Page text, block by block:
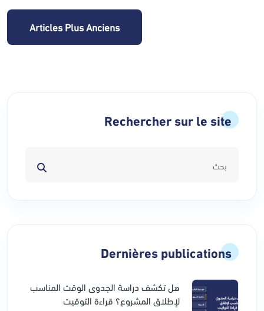
Articles Plus Anciens
Rechercher sur le site
Dernières publications
هل تكشف دراسة الجدوى الوقت المناسب
لإطلاق المشروع؟ قراءة التوقيت